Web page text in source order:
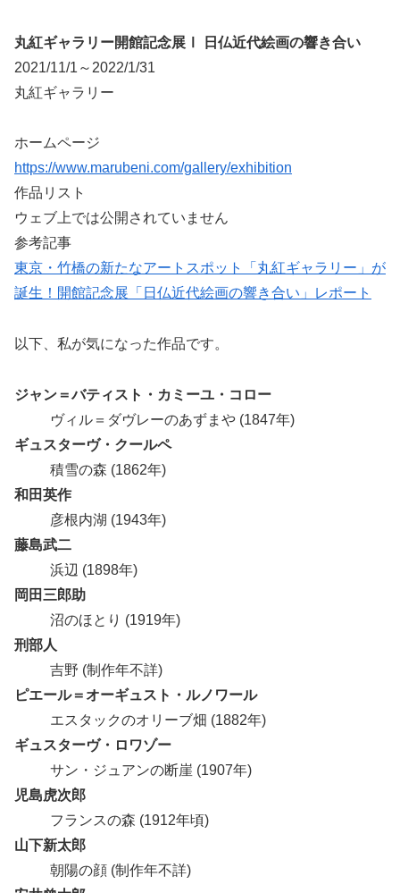
丸紅ギャラリー開館記念展Ⅰ 日仏近代絵画の響き合い
2021/11/1～2022/1/31
丸紅ギャラリー
ホームページ
https://www.marubeni.com/gallery/exhibition
作品リスト
ウェブ上では公開されていません
参考記事
東京・竹橋の新たなアートスポット「丸紅ギャラリー」が
誕生！開館記念展「日仏近代絵画の響き合い」レポート
以下、私が気になった作品です。
ジャン＝バティスト・カミーユ・コロー
ヴィル＝ダヴレーのあずまや (1847年)
ギュスターヴ・クールペ
積雪の森 (1862年)
和田英作
彦根内湖 (1943年)
藤島武二
浜辺 (1898年)
岡田三郎助
沼のほとり (1919年)
刑部人
吉野 (制作年不詳)
ピエール＝オーギュスト・ルノワール
エスタックのオリーブ畑 (1882年)
ギュスターヴ・ロワゾー
サン・ジュアンの断崖 (1907年)
児島虎次郎
フランスの森 (1912年頃)
山下新太郎
朝陽の顔 (制作年不詳)